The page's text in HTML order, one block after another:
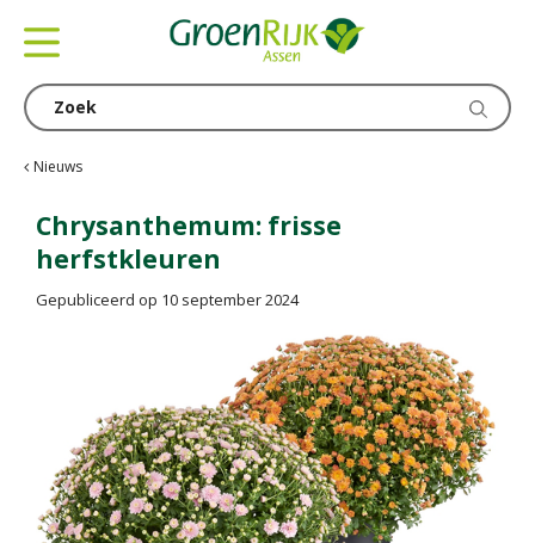
Nieuws
Chrysanthemum: frisse
herfstkleuren
Gepubliceerd op 10 september 2024